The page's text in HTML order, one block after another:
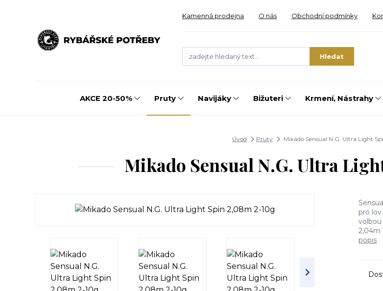
Kamenná prodejna O nás Obchodní podmínky
Hledat
AKCE 20-50% Pruty Navijáky Bižuteri Krmení, Nástrahy
Úvod Pruty Mikado Sensual N.G. Ultra Light
Mikado Sensual N.G. Ultra
pro
volbou
2,04m
popis